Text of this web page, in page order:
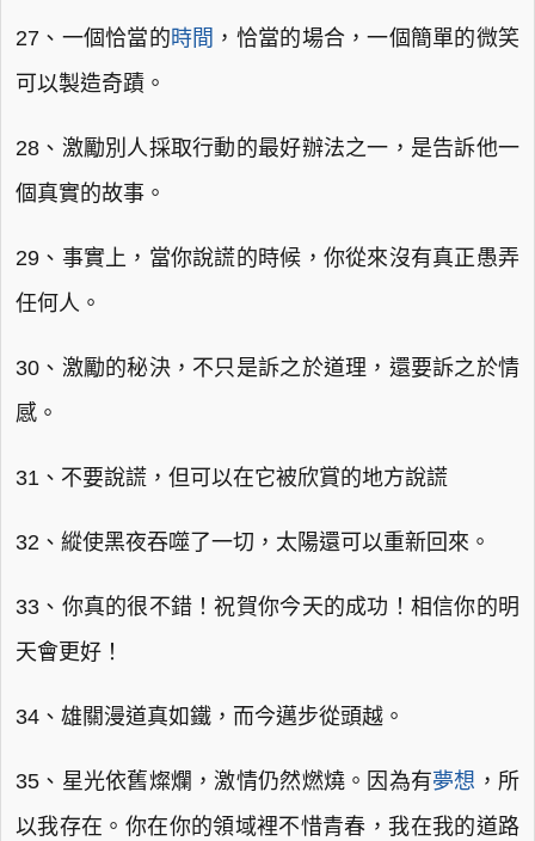
27、一個恰當的時間 ，恰當的場合，一個簡單的微笑
可以製造奇蹟。
28、激勵別人採取行動的最好辦法之一，是告訴他一
個真實的故事。
29、事實上，當你說謊的時候，你從來沒有真正愚弄
任何人。
30、激勵的秘決，不只是訴之於道理，還要訴之於情
感。
31、不要說謊，但可以在它被欣賞的地方說謊
32、縱使黑夜吞噬了一切，太陽還可以重新回來。
33、你真的很不錯！祝賀你今天的成功！相信你的明
天會更好！
34、雄關漫道真如鐵，而今邁步從頭越。
35、星光依舊燦爛，激情仍然燃燒。因為有夢想 ，所
以我存在。你在你的領域裡不惜青春，我在我的道路